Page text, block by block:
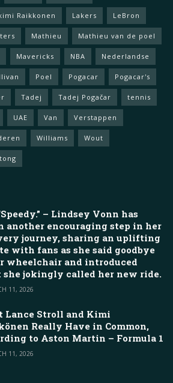
Raikkonen Lakers LeBron
Mathieu Mathieu van de poel
Mavericks NBA Nederlandse
Poel Pogacar Pogacar's
Tadej Tadej Pogačar tennis
UAE Van Verstappen
Williams Wout
– Lindsey Vonn has
another encouraging step in her
journey, sharing an uplifting
with fans as she said goodbye
wheelchair and introduced
she jokingly called her new ride.
11, 2026
Lance Stroll and Kimi
Really Have in Common,
to Aston Martin – Formula 1
11, 2026